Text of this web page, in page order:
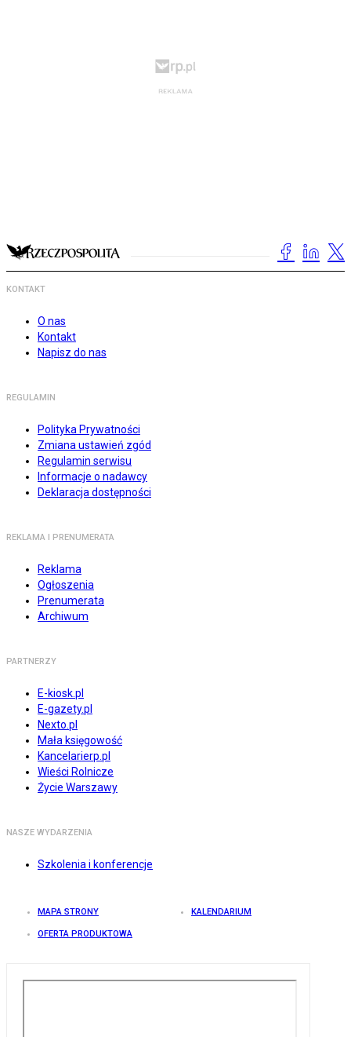
KONTAKT
O nas
Kontakt
Napisz do nas
REGULAMIN
Polityka Prywatności
Zmiana ustawień zgód
Regulamin serwisu
Informacje o nadawcy
Deklaracja dostępności
REKLAMA I PRENUMERATA
Reklama
Ogłoszenia
Prenumerata
Archiwum
PARTNERZY
E-kiosk.pl
E-gazety.pl
Nexto.pl
Mała księgowość
Kancelarierp.pl
Wieści Rolnicze
Życie Warszawy
NASZE WYDARZENIA
Szkolenia i konferencje
MAPA STRONY KALENDARIUM
OFERTA PRODUKTOWA